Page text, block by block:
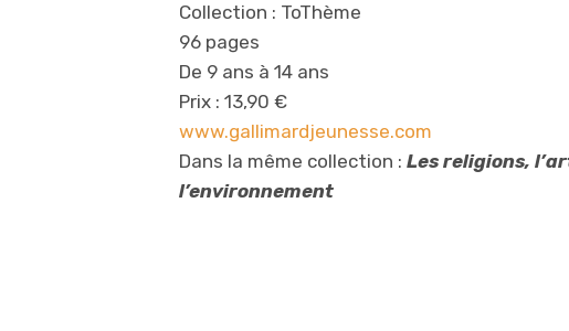
Collection : ToThème
96 pages
De 9 ans à 14 ans
Prix : 13,90 €
www.gallimardjeunesse.com
Dans la même collection : Les religions,
l’environnement